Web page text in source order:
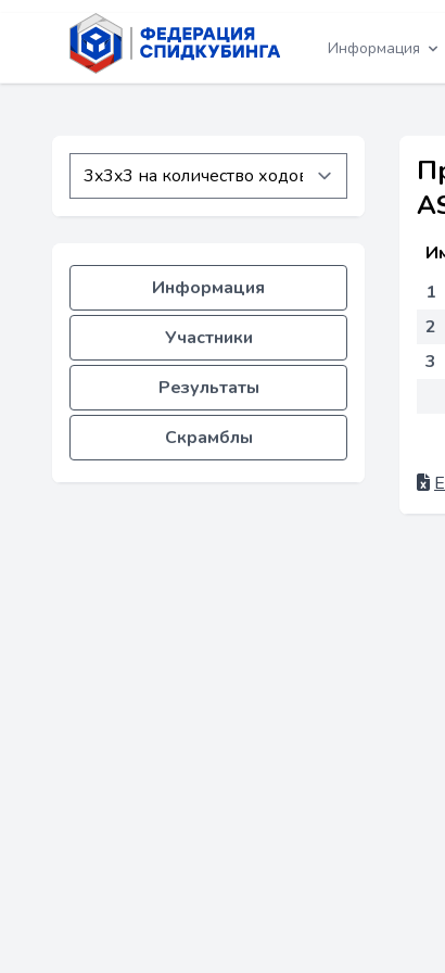
Информация
Информация
Участники
Результаты
Скрамблы
1
2
3